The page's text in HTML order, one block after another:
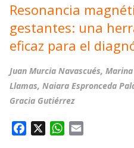
Resonancia
gestantes: una
eficaz para el
Juan Murcia Navascués,
Llamas, Naiara Espronceda
Gracia Gutiérrez
W